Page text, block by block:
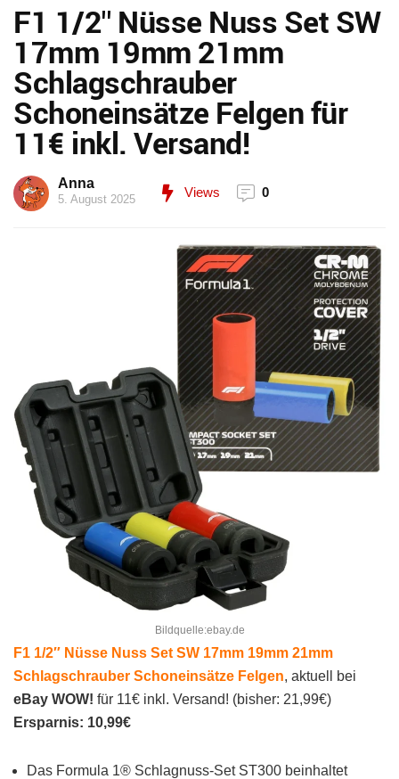
F1 1/2″ Nüsse Nuss Set SW
17mm 19mm 21mm
Schlagschrauber
Schoneinsätze Felgen für
11€ inkl. Versand!
Anna
5. August 2025 Views 0
Bildquelle:ebay.de
F1 1/2″ Nüsse Nuss Set SW 17mm 19mm 21mm
Schlagschrauber Schoneinsätze Felgen, aktuell bei
eBay WOW! für 11€ inkl. Versand! (bisher: 21,99€)
Ersparnis: 10,99€
Das Formula 1® Schlagnuss-Set ST300 beinhaltet